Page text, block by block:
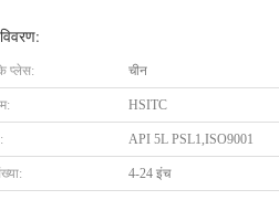
प्लेस: चीन
HSITC
API 5L PSL1,ISO9001
4-24 इंच